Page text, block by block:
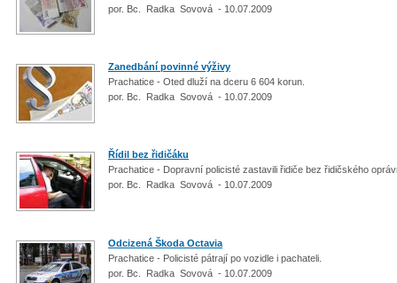
por. Bc. Radka Sovová - 10.07.2009
Zanedbání povinné výživy
Prachatice - Oted dluží na dceru 6 604 korun.
por. Bc. Radka Sovová - 10.07.2009
Řídil bez řidičáku
Prachatice - Dopravní policisté zastavili řidiče bez řidičského
por. Bc. Radka Sovová - 10.07.2009
Odcizená Škoda Octavia
Prachatice - Policisté pátrají po vozidle i pachateli.
por. Bc. Radka Sovová - 10.07.2009